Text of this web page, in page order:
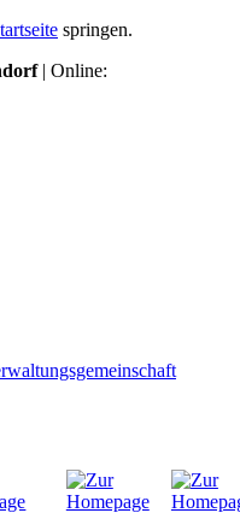
springen.
| Online: